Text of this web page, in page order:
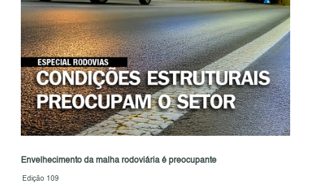
Envelhecimento da malha rodoviária é preocupante
Edição 109